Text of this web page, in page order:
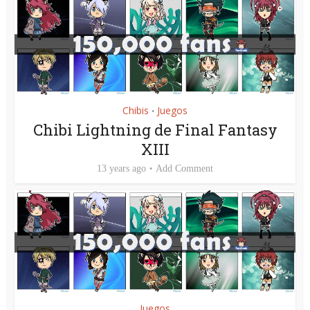
Chibis • Juegos
Chibi Lightning de Final Fantasy
XIII
13 years ago Add Comment